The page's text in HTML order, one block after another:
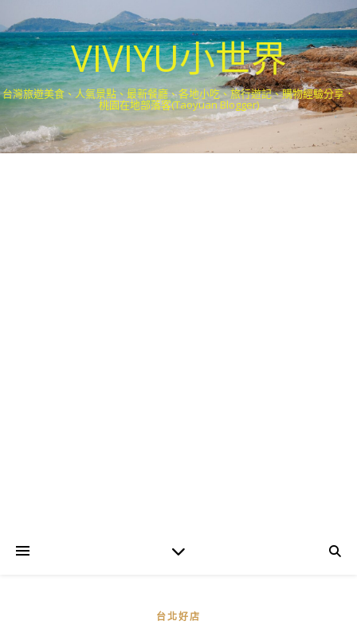
VIVIYU小世界
台灣旅遊美食、人氣景點、最新餐廳、各地小吃、旅行遊記、購物經驗分享．
桃園在地部落客(Taoyuan Blogger)
台北好店